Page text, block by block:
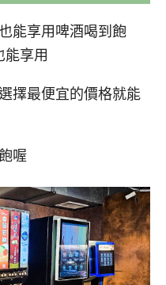
能享用啤酒喝到飽
能享用
擇最便宜的價格就能
喔